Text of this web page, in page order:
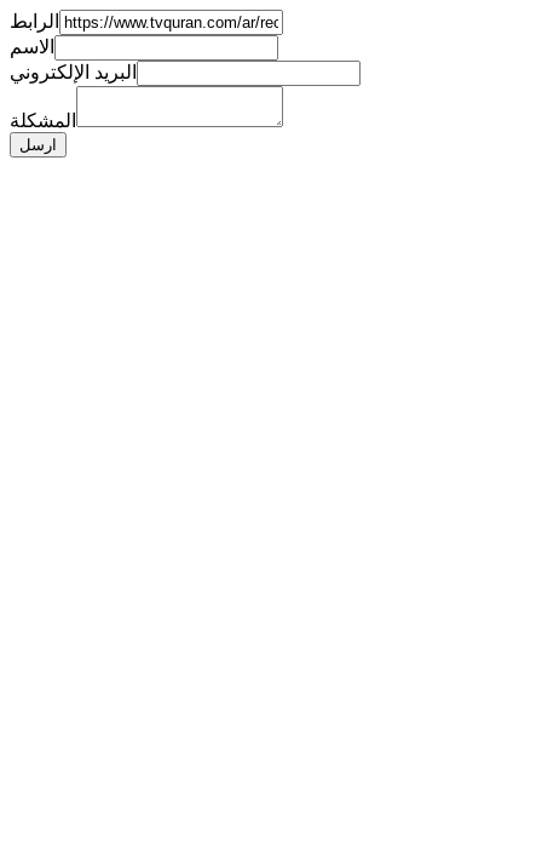
الرابط
الاسم
البريد الإلكتروني
المشكلة
ارسل